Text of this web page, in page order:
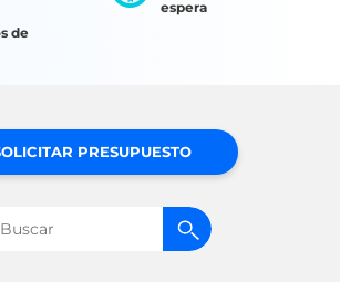
espera
de
PRESUPUESTO
Buscar: